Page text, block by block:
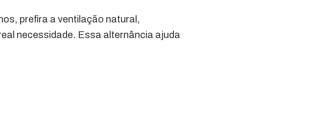
prefira a ventilação natural,
necessidade. Essa alternância ajuda